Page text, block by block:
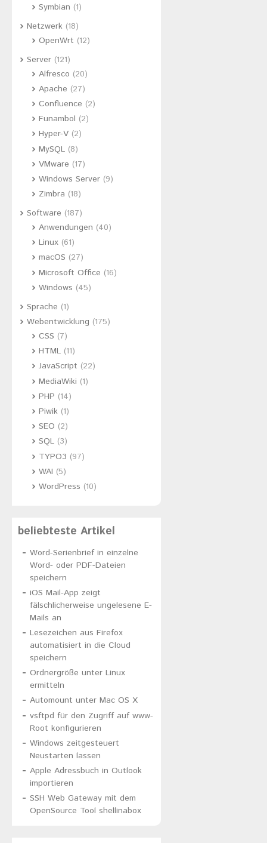
Symbian (1)
Netzwerk (18)
OpenWrt (12)
Server (121)
Alfresco (20)
Apache (27)
Confluence (2)
Funambol (2)
Hyper-V(2)
MySQL(8)
VMware (17)
Windows Server(9)
Zimbra (18)
Software (187)
Anwendungen (40)
Linux(61)
macOS (27)
Microsoft Office (16)
Windows (45)
Sprache (1)
Webentwicklung (175)
CSS (7)
HTML(11)
JavaScript (22)
MediaWiki (1)
PHP (14)
Piwik(1)
SEO (2)
SQL(3)
TYPO3 (97)
WAI (5)
WordPress (10)
beliebteste Artikel
Word-Serienbrief in einzelne
Word- oder PDF-Dateien
speichern
iOS Mail-App zeigt
fälschlicherweise ungelesene E-
Mails an
Lesezeichen aus Firefox
automatisiert in die Cloud
speichern
Ordnergröße unter Linux
ermitteln
Automount unter Mac OS X
vsftpd für den Zugriff auf www-
Root konfigurieren
Windows zeitgesteuert
Neustarten lassen
Apple Adressbuch in Outlook
importieren
SSH Web Gateway mit dem
OpenSource Tool shellinabox